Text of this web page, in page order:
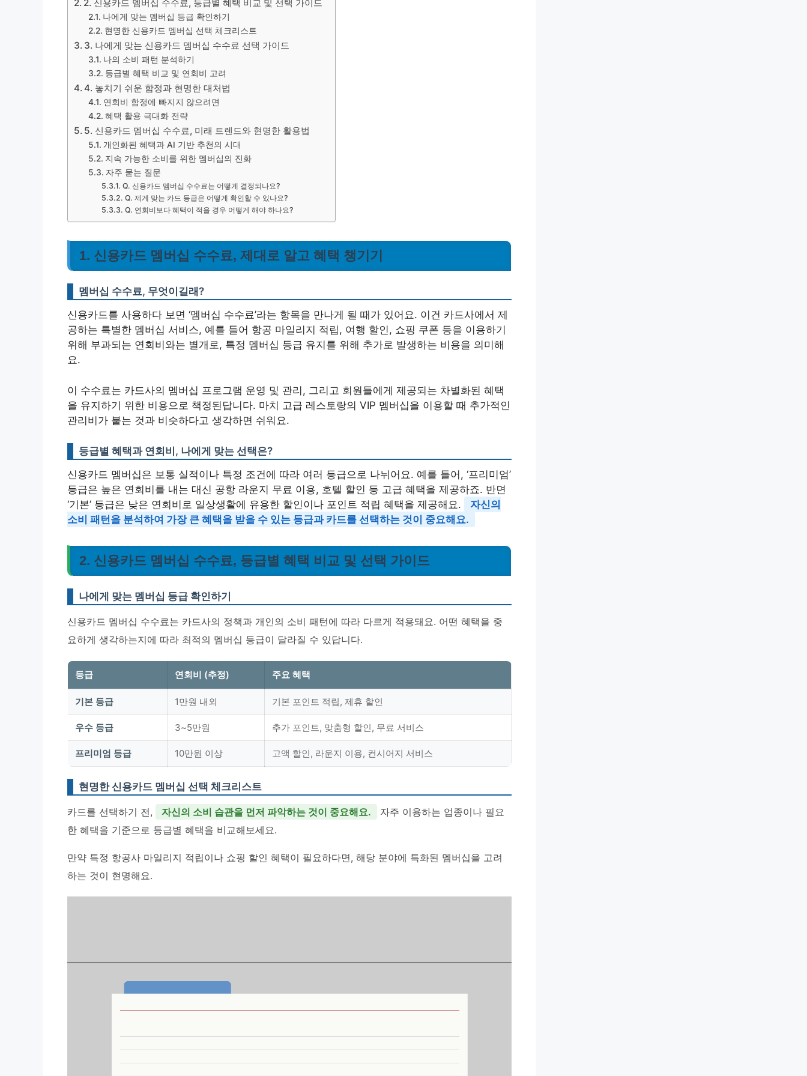
2. 신용카드 멤버십 수수료, 등급별 혜택 비교 및 선택 가이드
나에게 맞는 멤버십 등급 확인하기
현명한 신용카드 멤버십 선택 체크리스트
3. 나에게 맞는 신용카드 멤버십 수수료 선택 가이드
나의 소비 패턴 분석하기
등급별 혜택 비교 및 연회비 고려
4. 놓치기 쉬운 함정과 현명한 대처법
연회비 함정에 빠지지 않으려면
혜택 활용 극대화 전략
5. 신용카드 멤버십 수수료, 미래 트렌드와 현명한 활용법
개인화된 혜택과 AI 기반 추천의 시대
지속 가능한 소비를 위한 멤버십의 진화
자주 묻는 질문
Q. 신용카드 멤버십 수수료는 어떻게 결정되나요?
Q. 제게 맞는 카드 등급은 어떻게 확인할 수 있나요?
Q. 연회비보다 혜택이 적을 경우 어떻게 해야 하나요?
1. 신용카드 멤버십 수수료, 제대로 알고 혜택 챙기기
멤버십 수수료, 무엇이길래?
신용카드를 사용하다 보면 ‘멤버십 수수료’라는 항목을 만나게 될 때가 있어요. 이건 카드사에서 제
공하는 특별한 멤버십 서비스, 예를 들어 항공 마일리지 적립, 여행 할인, 쇼핑 쿠폰 등을 이용하기
위해 부과되는 연회비와는 별개로, 특정 멤버십 등급 유지를 위해 추가로 발생하는 비용을 의미해
요.
이 수수료는 카드사의 멤버십 프로그램 운영 및 관리, 그리고 회원들에게 제공되는 차별화된 혜택
을 유지하기 위한 비용으로 책정된답니다. 마치 고급 레스토랑의 VIP 멤버십을 이용할 때 추가적인
관리비가 붙는 것과 비슷하다고 생각하면 쉬워요.
등급별 혜택과 연회비, 나에게 맞는 선택은?
신용카드 멤버십은 보통 실적이나 특정 조건에 따라 여러 등급으로 나뉘어요. 예를 들어, ‘프리미엄’
등급은 높은 연회비를 내는 대신 공항 라운지 무료 이용, 호텔 할인 등 고급 혜택을 제공하죠. 반면
‘기본’ 등급은 낮은 연회비로 일상생활에 유용한 할인이나 포인트 적립 혜택을 제공해요.
자신의
소비 패턴을 분석하여 가장 큰 혜택을 받을 수 있는 등급과 카드를 선택하는 것이 중요해요.
2. 신용카드 멤버십 수수료, 등급별 혜택 비교 및 선택 가이드
나에게 맞는 멤버십 등급 확인하기
신용카드 멤버십 수수료는 카드사의 정책과 개인의 소비 패턴에 따라 다르게 적용돼요. 어떤 혜택을 중
요하게 생각하는지에 따라 최적의 멤버십 등급이 달라질 수 있답니다.
등급 연회비 (추정) 주요 혜택
기본 등급 1만원 내외 기본 포인트 적립, 제휴 할인
우수 등급 3~5만원 추가 포인트, 맞춤형 할인, 무료 서비스
프리미엄 등급 10만원 이상 고액 할인, 라운지 이용, 컨시어지 서비스
현명한 신용카드 멤버십 선택 체크리스트
카드를 선택하기 전, 자신의 소비 습관을 먼저 파악하는 것이 중요해요.
자주 이용하는 업종이나 필요
한 혜택을 기준으로 등급별 혜택을 비교해보세요.
만약 특정 항공사 마일리지 적립이나 쇼핑 할인 혜택이 필요하다면, 해당 분야에 특화된 멤버십을 고려
하는 것이 현명해요.